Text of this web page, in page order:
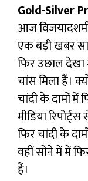
Gold-Silver
आज
एक बड़ी खबर
फिर उछाल देखा
चांस मिला हैं।
चांदी के दामों में
मीडिया
फिर चांदी के
वहीं सोने में में
हैं।